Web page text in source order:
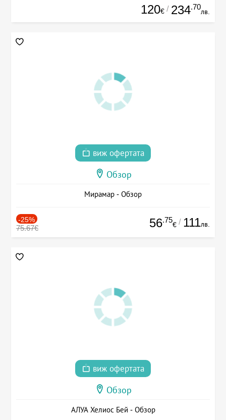
120€ / 234.70
лв.
виж офертата
Обзор
Мирамар - Обзор
-25%
75.67€ 56.75
€ / 111лв.
виж офертата
Обзор
АЛУА Хелиос Бей - Обзор